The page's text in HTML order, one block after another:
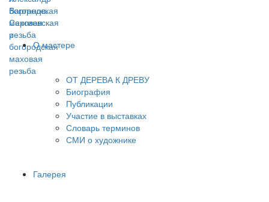
О мастере
ОТ ДЕРЕВА К ДРЕВУ
Биография
Публикации
Участие в выставках
Словарь терминов
СМИ о художнике
Галерея